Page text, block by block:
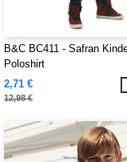
B&C BC411 - Safran
Poloshirt
2,71 €
12,98 €